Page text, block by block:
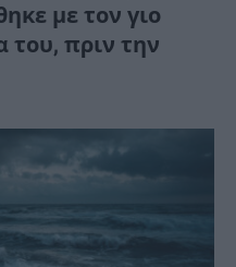
με τον γιο
του, πριν την